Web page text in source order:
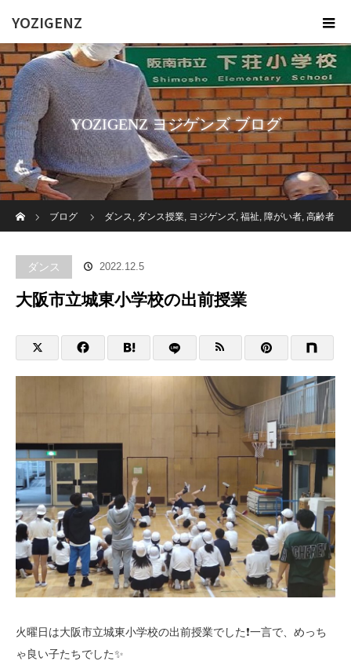
YOZIGENZ
YOZIGENZ ヨジゲンズ ブログ
ブログ
ダンス, ダンス授業, ヨジゲンズ, 福祉, 障がい者, 高齢者
ダンス 2022.12.5
大阪市立城東小学校の出前授業
火曜日は大阪市立城東小学校の出前授業でした❗️一言で、めっち
ゃ良い子たちでした✨